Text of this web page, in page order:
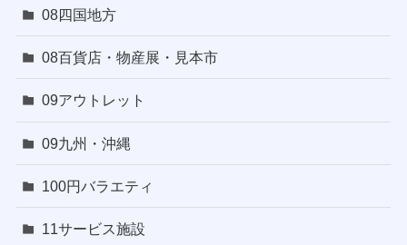
08四国地方
08百貨店・物産展・見本市
09アウトレット
09九州・沖縄
100円バラエティ
11サービス施設